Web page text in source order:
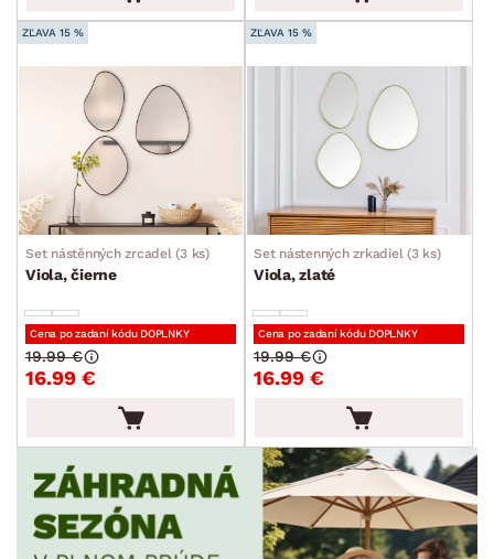
ZĽAVA 15 %
Set nástěnných zrcadel (3 ks)
Viola, čierne
Cena po zadaní kódu DOPLNKY
16.99 €
19.99 €
ZĽAVA 15 %
Set nástenných zrkadiel (3 ks)
Viola, zlaté
Cena po zadaní kódu DOPLNKY
16.99 €
19.99 €